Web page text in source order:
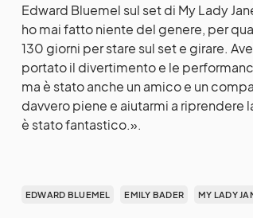
Edward Bluemel sul set di My Lady
ho mai fatto niente del genere, per
130 giorni per stare sul set e girare.
portato il divertimento e le
ma è stato anche un amico e un
davvero piene e aiutarmi a riprendere
è stato fantastico.».
EDWARD BLUEMEL EMILY BADER MY LADY